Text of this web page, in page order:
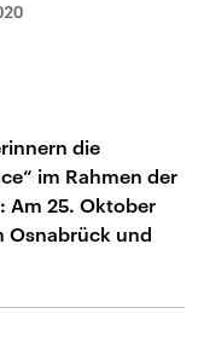
die
im Rahmen der
Am 25. Oktober
Osnabrück und